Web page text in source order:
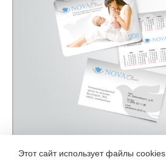
Этот сайт использует файлы